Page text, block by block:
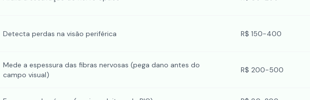
Detecta perdas na visão periférica R$ 150-400
Mede a espessura das fibras nervosas (pega dano antes do
campo visual)
R$ 200-500